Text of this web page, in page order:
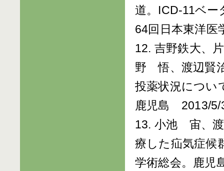
道。ICD-11ベー
64回日本東洋
12. 吉野鉄大、
野 悟、渡辺賢
投薬状況につい
鹿児島 2013/5/
13. 小池 宙、渡
療した疝気症候
学術総会。鹿